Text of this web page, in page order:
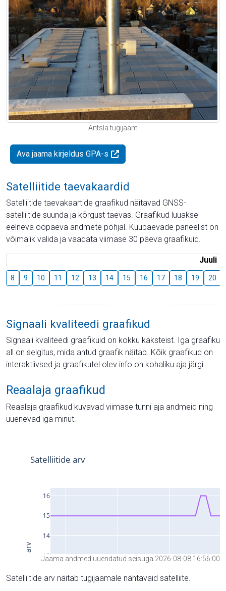
Antsla tugijaam
Ava jaama kirjeldus GPA-s
Satelliitide taevakaardid
Satelliitide taevakaartide graafikud näitavad GNSS-
satelliitide suunda ja kõrgust taevas. Graafikud luuakse
eelneva ööpäeva andmete põhjal. Kuupäevade paneelist on
võimalik valida ja vaadata viimase 30 päeva graafikuid.
Juuli
8 9 10 11 12 13 14 15 16 17 18 19 20
Signaali kvaliteedi graafikud
Signaali kvaliteedi graafikuid on kokku kaksteist. Iga graafiku
all on selgitus, mida antud graafik näitab. Kõik graafikud on
interaktiivsed ja graafikutel olev info on kohaliku aja järgi.
Reaalaja graafikud
Reaalaja graafikud kuvavad viimase tunni aja andmeid ning
uuenevad iga minut.
Jaama andmed uuendatud seisuga 2026-08-08 16:56:00
Satelliitide arv näitab tugijaamale nähtavaid satelliite.